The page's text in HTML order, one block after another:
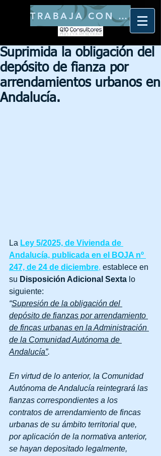
TRABAJA CON NOSOTROS
Suprimida la obligación del
depósito de fianza por
arrendamientos urbanos en
Andalucía.
La Ley 5/2025, de Vivienda de
Andalucía, publicada en el BOJA nº
247, de 24 de diciembre, establece en
su Disposición Adicional Sexta lo
siguiente:
“Supresión de la obligación del
depósito de fianzas por arrendamiento
de fincas urbanas en la Administración
de la Comunidad Autónoma de
Andalucía”.
En virtud de lo anterior, la Comunidad
Autónoma de Andalucía reintegrará las
fianzas correspondientes a los
contratos de arrendamiento de fincas
urbanas de su ámbito territorial que,
por aplicación de la normativa anterior,
se hayan depositado legalmente,